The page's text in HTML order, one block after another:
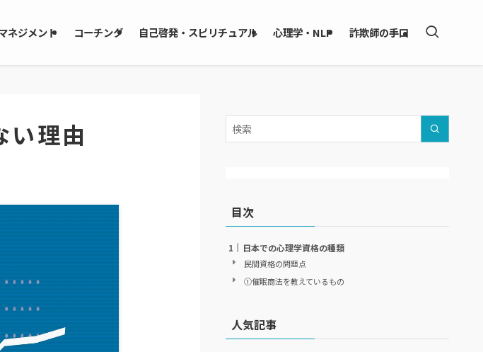
ネジメント コーチング 自己啓発・スピリチュアル 心理学・NLP 詐欺師の手口
い理由
目次
日本での心理学資格の種類
民間資格の問題点
①催眠商法を教えているもの
人気記事